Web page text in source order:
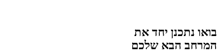
בואו נתכנן יחד את
המרחב הבא שלכם